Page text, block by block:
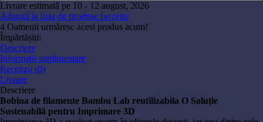
Livrare estimată pe 10 - 12 august, 2026
Adaugă la lista de produse favorite
4 Oamenii urmăresc acest produs acum!
Împărtășiți:
Descriere
Informații suplimentare
Recenzii (0)
Livrare
Descriere
Bobina de filamente Bambu Lab reutilizabila O Soluție
Sustenabilă pentru Imprimare 3D